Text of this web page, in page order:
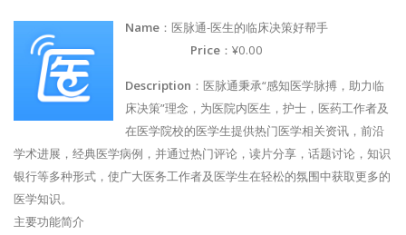
Name ：医脉通-医生的临床决策好帮手
Price ：¥0.00
Description ：医脉通秉承“感知医学脉搏，助力临
床决策”理念，为医院内医生，护士，医药工作者及
在医学院校的医学生提供热门医学相关资讯，前沿
学术进展，经典医学病例，并通过热门评论，读片分享，话题讨论，知识
银行等多种形式，使广大医务工作者及医学生在轻松的氛围中获取更多的
医学知识。
主要功能简介